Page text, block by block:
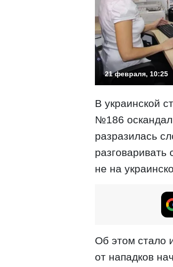
21 февраля, 10:25
В украинской
№186
разразилась
разговаривать
не на
Об этом стало
от нападков